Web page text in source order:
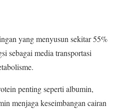
yang menyusun sekitar 55%
sebagai media transportasi
penting seperti albumin,
menjaga keseimbangan cairan